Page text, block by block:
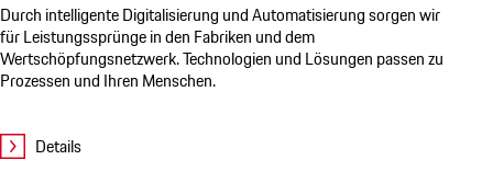
Durch intelligente Digitalisierung und Automatisierung sorgen wir
für Leistungssprünge in den Fabriken und dem
Wertschöpfungsnetzwerk. Technologien und Lösungen passen zu
Prozessen und Ihren Menschen.
Details